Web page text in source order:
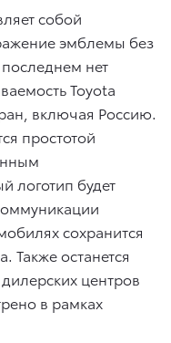
собой
эмблемы без
нет
Toyota
включая Россию.
простотой
логотип будет
сохранится
Также останется
центров
в рамках